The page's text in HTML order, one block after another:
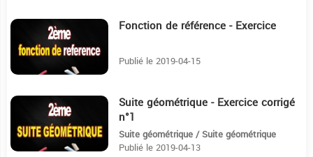
Fonction de référence - Exercice
Publié le 2019-04-15
Suite géométrique - Exercice corrigé
n°1
Suite géométrique / Suite géométrique
Publié le 2019-04-13